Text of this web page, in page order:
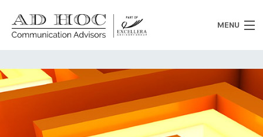
MENU
Chi siamo
Cosa facciamo